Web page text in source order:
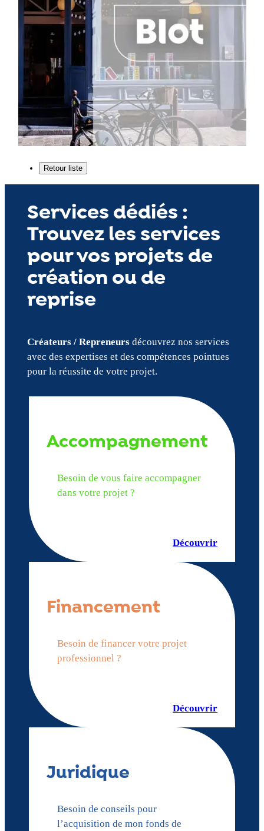
Services dédiés :
Trouvez les services
pour vos projets de
création ou de
reprise
Créateurs / Repreneursdécouvrez nos services
avec des expertises et des compétences pointues
pour la réussite de votre projet.
Accompagnement
Besoin de vous faire accompagner
dans votre projet ?
Découvrir
Financement
Besoin de financer votre projet
professionnel ?
Découvrir
Juridique
Besoin de conseils pour
l’acquisition de mon fonds de